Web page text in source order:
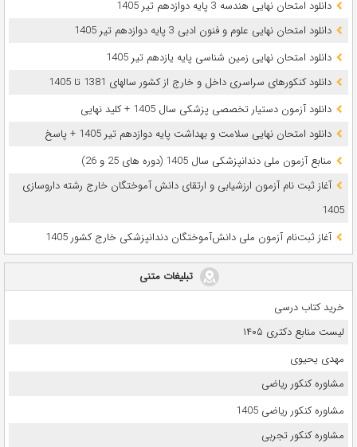
دانلود امتحان نهایی هندسه 3 پایه دوازدهم تیر 1405
دانلود امتحان نهایی علوم و فنون ادبی 3 پایه دوازدهم تیر 1405
دانلود امتحان نهایی زمین شناسی پایه یازدهم تیر 1405
دانلود کنکورهای سراسری داخل و خارج از کشور سالهای 1381 تا 1405
دانلود آزمون دستیار تخصصی پزشکی سال 1405 + کلید نهایی
دانلود امتحان نهایی سلامت و بهداشت پایه دوازدهم تیر 1405 + پاسخ
ﻣﻨﺎﺑﻊ آزﻣﻮن ﻣﻠﯽ دندانپزشکی سال 1405 (دوره های 25 و 26)
آغاز ثبت نام آزمون‌ ارزشیابی و ارتقای دانش آموختگان خارج رشته داروسازی
1405
آغاز ثبت‌نام آزمون ملی دانش‌آموختگان دندانپزشکی خارج کشور 1405
تبلیغات متنی
خرید کتاب درسی
لیست منابع دکتری ۱۴۰۵
مهدی یحیوی
مشاوره کنکور ریاضی
مشاوره کنکور ریاضی 1405
مشاوره کنکور تجربی